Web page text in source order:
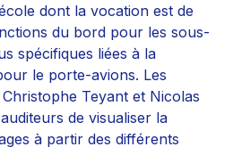
dont la vocation est de
du bord pour les sous-
spécifiques liées à la
le porte-avions. Les
Teyant et Nicolas
de visualiser la
à partir des différents